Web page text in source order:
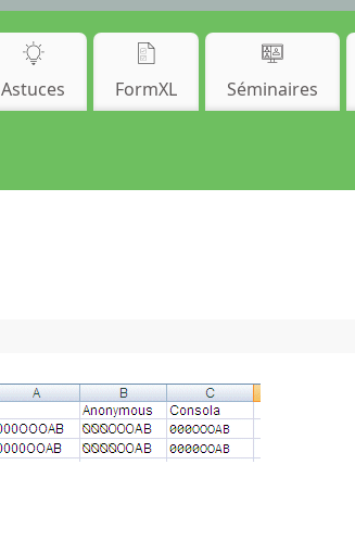
Astuces FormXL Séminaires